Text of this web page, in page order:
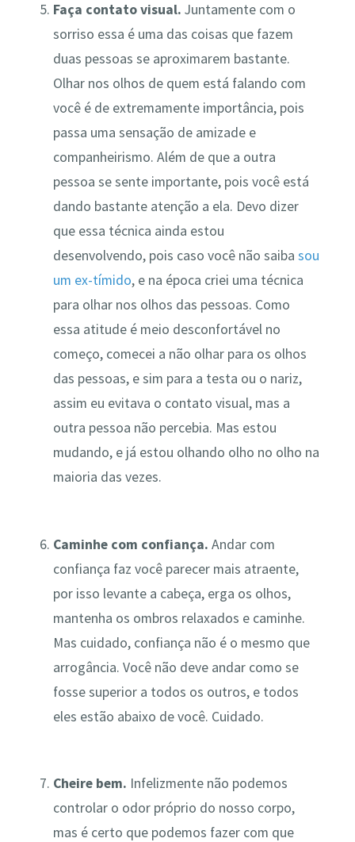
Faça contato visual. Juntamente com o
sorriso essa é uma das coisas que fazem
duas pessoas se aproximarem bastante.
Olhar nos olhos de quem está falando com
você é de extremamente importância, pois
passa uma sensação de amizade e
companheirismo. Além de que a outra
pessoa se sente importante, pois você está
dando bastante atenção a ela. Devo dizer
que essa técnica ainda estou
desenvolvendo, pois caso você não saibasou
um ex-tímido, e na época criei uma técnica
para olhar nos olhos das pessoas. Como
essa atitude é meio desconfortável no
começo, comecei a não olhar para os olhos
das pessoas, e sim para a testa ou o nariz,
assim eu evitava o contato visual, mas a
outra pessoa não percebia. Mas estou
mudando, e já estou olhando olho no olho na
maioria das vezes.
Caminhe com confiança. Andar com
confiança faz você parecer mais atraente,
por isso levante a cabeça, erga os olhos,
mantenha os ombros relaxados e caminhe.
Mas cuidado, confiança não é o mesmo que
arrogância. Você não deve andar como se
fosse superior a todos os outros, e todos
eles estão abaixo de você. Cuidado.
Cheire bem. Infelizmente não podemos
controlar o odor próprio do nosso corpo,
mas é certo que podemos fazer com que